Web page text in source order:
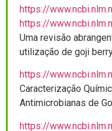
https://
https://
Uma revisão
utilização de goji
https://
Caracterização
Antimicrobianas de
https://